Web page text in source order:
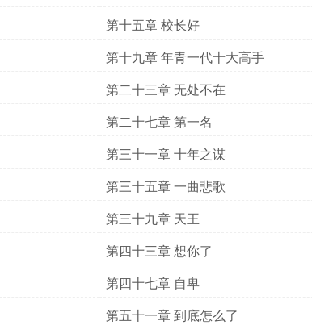
第十五章 校长好
第十九章 年青一代十大高手
第二十三章 无处不在
第二十七章 第一名
第三十一章 十年之谋
第三十五章 一曲悲歌
第三十九章 天王
第四十三章 想你了
第四十七章 自卑
第五十一章 到底怎么了